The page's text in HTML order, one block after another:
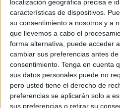
localización geográfica precisa e
características de dispositivos.
su consentimiento a nosotros y a
que llevemos a cabo el
forma alternativa, puede acceder
cambiar sus preferencias antes
consentimiento. Tenga en cuenta
sus datos personales puede no
pero usted tiene el derecho de
preferencias se aplicarán solo a
sus preferencias o retirar su
a que obrissin la porta
testimoni.
Segons primeres
a casa seva la seva
tràmits de separació del
moment dels fets es